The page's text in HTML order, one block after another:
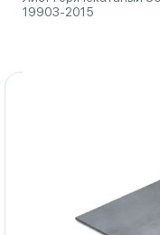
19903-2015